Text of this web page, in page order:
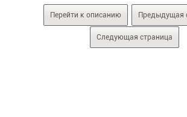
Перейти к описанию Предыдущая
Следующая страница